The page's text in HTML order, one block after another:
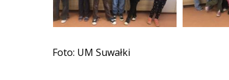
Foto: UM Suwałki